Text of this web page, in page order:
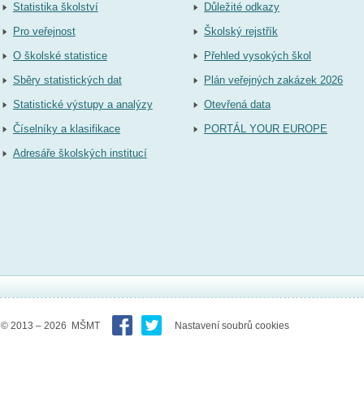
Statistika školství
Pro veřejnost
O školské statistice
Sběry statistických dat
Statistické výstupy a analýzy
Číselníky a klasifikace
Adresáře školských institucí
Důležité odkazy
Školský rejstřík
Přehled vysokých škol
Plán veřejných zakázek 2026
Otevřená data
PORTÁL YOUR EUROPE
© 2013 – 2026 MŠMT Nastavení soubrů cookies